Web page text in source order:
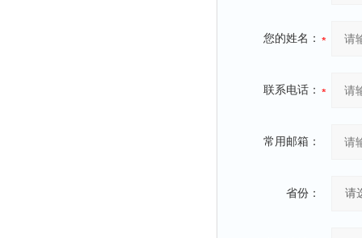
您的姓名：
联系电话：
常用邮箱：
省份：